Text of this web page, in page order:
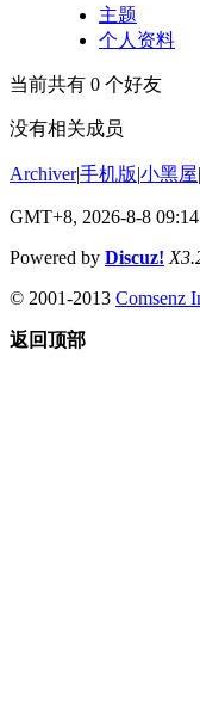
主题
个人资料
当前共有 0 个好友
没有相关成员
Archiver|手机版|小黑屋|
GMT+8, 2026-8-8 09:14
Powered by Discuz!
© 2001-2013 Comsenz
返回顶部